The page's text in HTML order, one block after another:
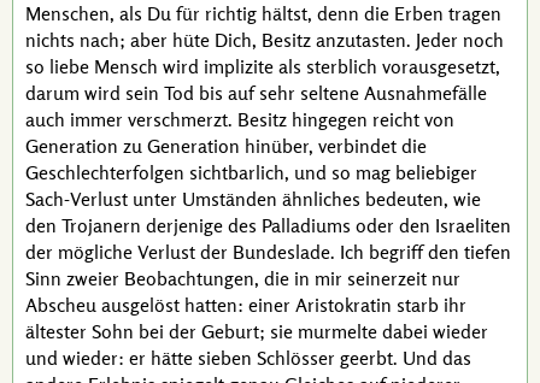
Menschen, als Du für richtig hältst, denn die Erben tragen
nichts nach; aber hüte Dich, Besitz anzutasten. Jeder noch
so liebe Mensch wird implizite als sterblich vorausgesetzt,
darum wird sein Tod bis auf sehr seltene Ausnahmefälle
auch immer verschmerzt. Besitz hingegen reicht von
Generation zu Generation hinüber, verbindet die
Geschlechterfolgen sichtbarlich, und so mag beliebiger
Sach-Verlust unter Umständen ähnliches bedeuten, wie
den Trojanern derjenige des Palladiums oder den Israeliten
der mögliche Verlust der Bundeslade. Ich begriff den tiefen
Sinn zweier Beobachtungen, die in mir seinerzeit nur
Abscheu ausgelöst hatten: einer Aristokratin starb ihr
ältester Sohn bei der Geburt; sie murmelte dabei wieder
und wieder: er hätte sieben Schlösser geerbt. Und das